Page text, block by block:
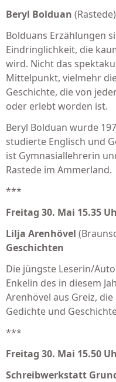
Beryl Bolduan (Rastede)
Bolduans Erzählungen
Ein­dring­lichkeit, die
wird. Nicht das
Mittelpunkt, viel­mehr
Geschichte, die von
oder erlebt worden ist.
Beryl Bolduan wurde
studierte Englisch und
ist Gymnasiallehrerin
Rastede im Ammerland.
***
Freitag 30. Mai 15.35
Lilja Arenhövel
Geschichten
Die jüngste Leserin/
Enkelin des in diesem
Arenhövel aus Greiz,
Gedichte und
***
Freitag 30. Mai 15.50
Schreibwerkstatt